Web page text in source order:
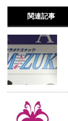
関連記事